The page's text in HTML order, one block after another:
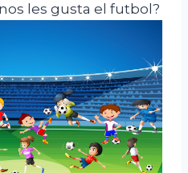
les gusta el futbol?